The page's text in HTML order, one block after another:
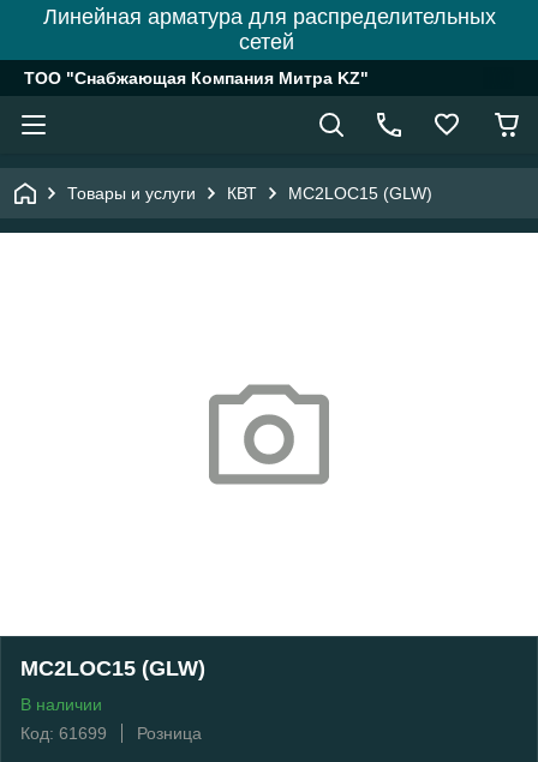
Линейная арматура для распределительных
сетей
ТОО "Снабжающая Компания Митра KZ"
Товары и услуги КВТ MC2LOC15 (GLW)
MC2LOC15 (GLW)
В наличии
Код: 61699
Розница